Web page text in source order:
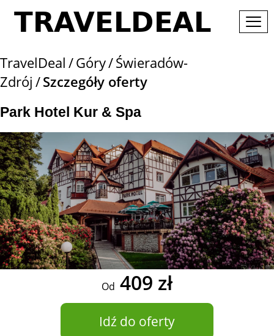
TravelDeal Góry Świeradów-
Zdrój
Szczegóły oferty
Park Hotel Kur & Spa
Od 409 zł
Idź do oferty